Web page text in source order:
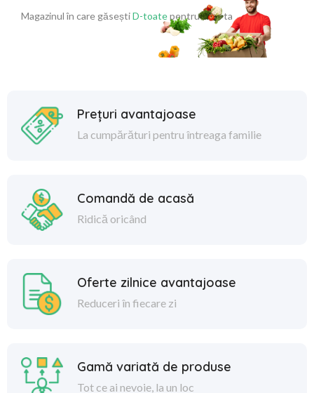
Magazinul în care găseștiD-toatepentru casa ta
Prețuri avantajoase
La cumpărături pentru întreaga familie
Comandă de acasă
Ridică oricând
Oferte zilnice avantajoase
Reduceri în fiecare zi
Gamă variată de produse
Tot ce ai nevoie, la un loc